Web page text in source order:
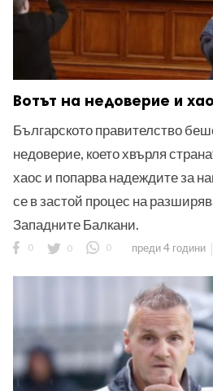
Вотът на недоверие и
Българското правителство
недоверие, което хвърля
хаос и попарва надеждите за
се в застой процес на
Западните Балкани.
0 0 0 преди 4 години